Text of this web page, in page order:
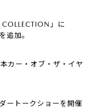
」に
追加。
カー・オブ・ザ・イヤ
ートークショーを開催